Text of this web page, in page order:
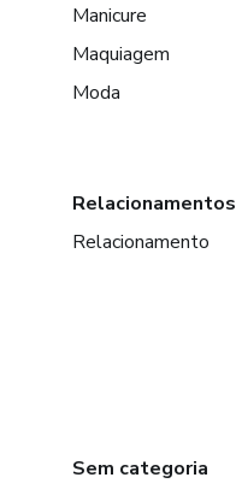
Manicure
Maquiagem
Moda
Relacionamentos
Relacionamento
Sem categoria